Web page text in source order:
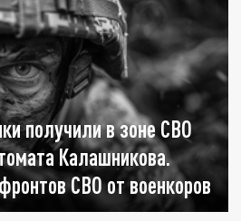
получили в зоне СВО
Калашникова.
СВО от военкоров